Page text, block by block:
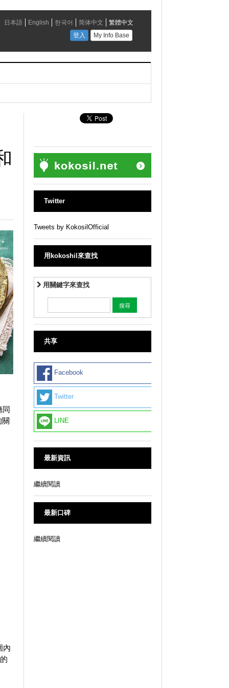
同
關
內
Twitter
Tweets by KokosilOfficial
用kokoshil來查找
用關鍵字來查找
共享
Facebook
Twitter
LINE
最新資訊
繼續閱讀
最新口碑
繼續閱讀